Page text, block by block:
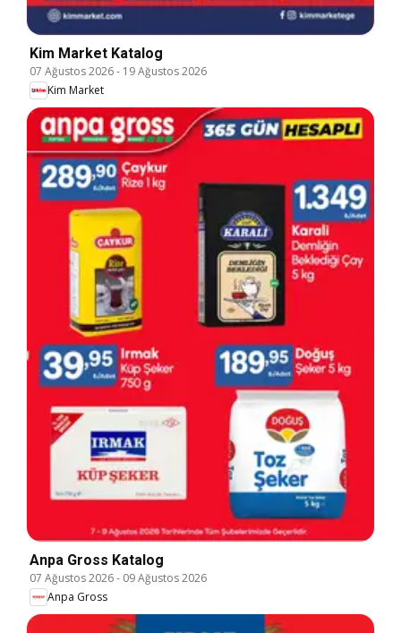
Kim Market Katalog
07 Ağustos 2026- 19 Ağustos 2026
Kim Market
Anpa Gross Katalog
07 Ağustos 2026- 09 Ağustos 2026
Anpa Gross